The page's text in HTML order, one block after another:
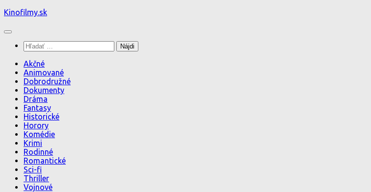
Preskočiť
obsah
Kinofilmy.sk
Hľadať:
Akčné
Animované
Dobrodružné
Dokumenty
Dráma
Fantasy
Historické
Horory
Komédie
Krimi
Rodinné
Romantické
Sci-fi
Thriller
Vojnové